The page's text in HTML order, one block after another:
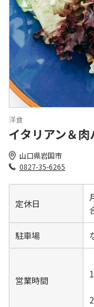
洋食
イタリアン＆
山口県岩国市
0827-35-6265
定休日
駐車場
営業時間